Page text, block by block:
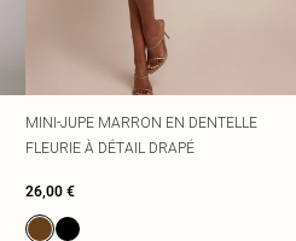
MINI-JUPE MARRON EN DENTELLE
FLEURIE À DÉTAIL DRAPÉ
26,00 €